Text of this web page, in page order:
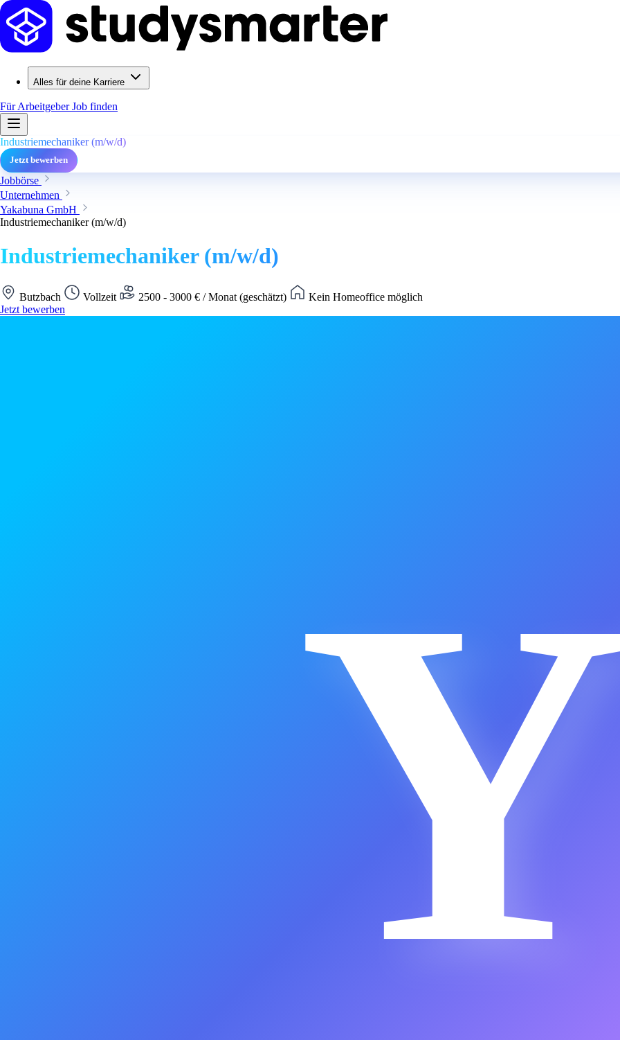
Alles für deine Karriere
Für ArbeitgeberJob finden
Industriemechaniker (m/w/d)
Jetzt bewerben
Jobbörse
Unternehmen
Yakabuna GmbH
Industriemechaniker (m/w/d)
Industriemechaniker (m/w/d)
Butzbach Vollzeit 2500 - 3000 € / Monat (geschätzt)
Kein Homeoffice möglich
Jetzt bewerben